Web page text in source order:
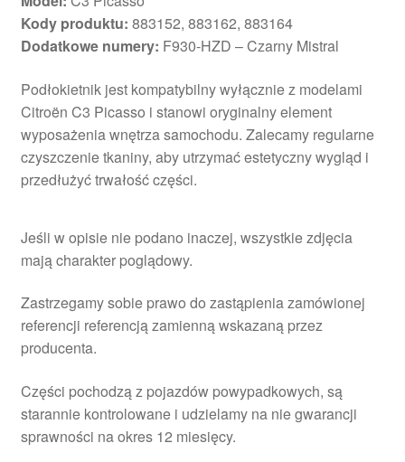
Kody produktu: 883152, 883162, 883164
Dodatkowe numery: F930-HZD – Czarny Mistral
Podłokietnik jest kompatybilny wyłącznie z modelami
Citroën C3 Picasso i stanowi oryginalny element
wyposażenia wnętrza samochodu. Zalecamy regularne
czyszczenie tkaniny, aby utrzymać estetyczny wygląd i
przedłużyć trwałość części.
Jeśli w opisie nie podano inaczej, wszystkie zdjęcia
mają charakter poglądowy.
Zastrzegamy sobie prawo do zastąpienia zamówionej
referencji referencją zamienną wskazaną przez
producenta.
Części pochodzą z pojazdów powypadkowych, są
starannie kontrolowane i udzielamy na nie gwarancji
sprawności na okres 12 miesięcy.